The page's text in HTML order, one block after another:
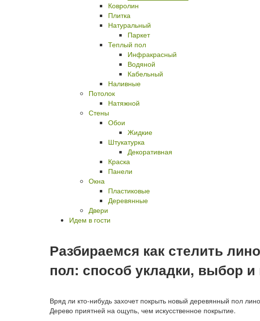
Ковролин
Плитка
Натуральный
Паркет
Теплый пол
Инфракрасный
Водяной
Кабельный
Наливные
Потолок
Натяжной
Стены
Обои
Жидкие
Штукатурка
Декоративная
Краска
Панели
Окна
Пластиковые
Деревянные
Двери
Идем в гости
Разбираемся как стелить
пол: способ укладки, выбор и
Вряд ли кто-нибудь захочет покрыть новый деревянный пол
Дерево приятней на ощупь, чем искусственное покрытие.